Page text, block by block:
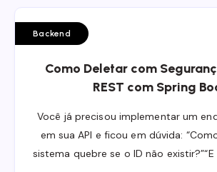
Backend
Como Deletar com
REST com Spring
Você já precisou implementar um
em sua API e ficou em dúvida:
sistema quebre se o ID não